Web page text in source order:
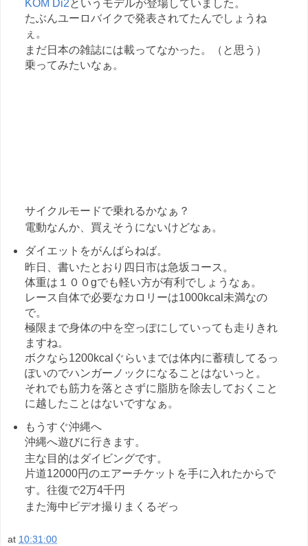
KOM Di2というモデルが登場していました。
たぶんユーロバイクで発表されてたんでしょうね
ぇ。
まだ日本の雑誌には載ってなかった。（と思う）
乗ってみたいなぁ。
サイクルモードで乗れるかなぁ？
電動なんか、買えそうにないけどなぁ。
ダイエットをがんばらねば。
昨日、書いたとおり四日市は急坂コース。
体重は１００gでも軽い方が有利でしょうなぁ。
レース自体で必要なカロリーは1000kcal未満なの
で。
極限まで身体の中を空っぽにしていっても走りきれ
ますね。
ボクなら1200kcalぐらいまでは体内に蓄積してるっ
ぽいのでハンガーノックになることはないっと。
それでも筋力を落とさずに脂肪を除去しておくこと
に越したことはないですなぁ。
もうすぐ沖縄へ
沖縄へ遊びに行きます。
主な目的はダイビングです。
片道12000円のエアーチケットを手に入れたからで
す。往復で2万4千円
また海中ビデオ撮りまくるぞっ
at 10:31:00